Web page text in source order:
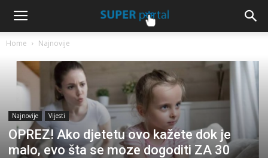
Home Najnovije
Najnovije Vijesti
OPREZ! Ako djetetu ovo kažete dok je
malo, evo šta se moze dogoditi ZA 30